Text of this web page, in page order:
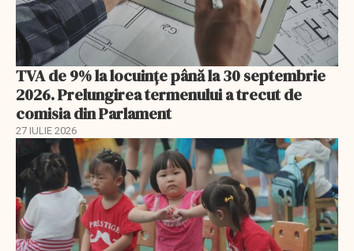
TVA de 9% la locuințe până la 30 septembrie
2026. Prelungirea termenului a trecut de
comisia din Parlament
27 IULIE 2026